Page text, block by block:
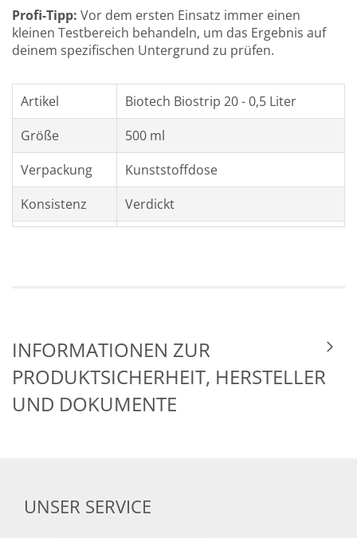
Profi-Tipp: Vor dem ersten Einsatz immer einen
kleinen Testbereich behandeln, um das Ergebnis auf
deinem spezifischen Untergrund zu prüfen.
Artikel
Biotech Biostrip 20 - 0,5 Liter
Größe
500 ml
Verpackung
Kunststoffdose
Konsistenz
Verdickt
INFORMATIONEN ZUR
PRODUKTSICHERHEIT, HERSTELLER
UND DOKUMENTE
UNSER SERVICE